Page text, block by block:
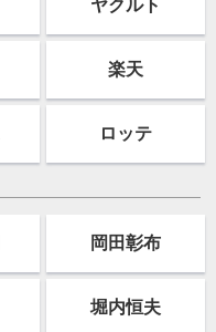
ヤクルト
楽天
ロッテ
岡田彰布
堀内恒夫